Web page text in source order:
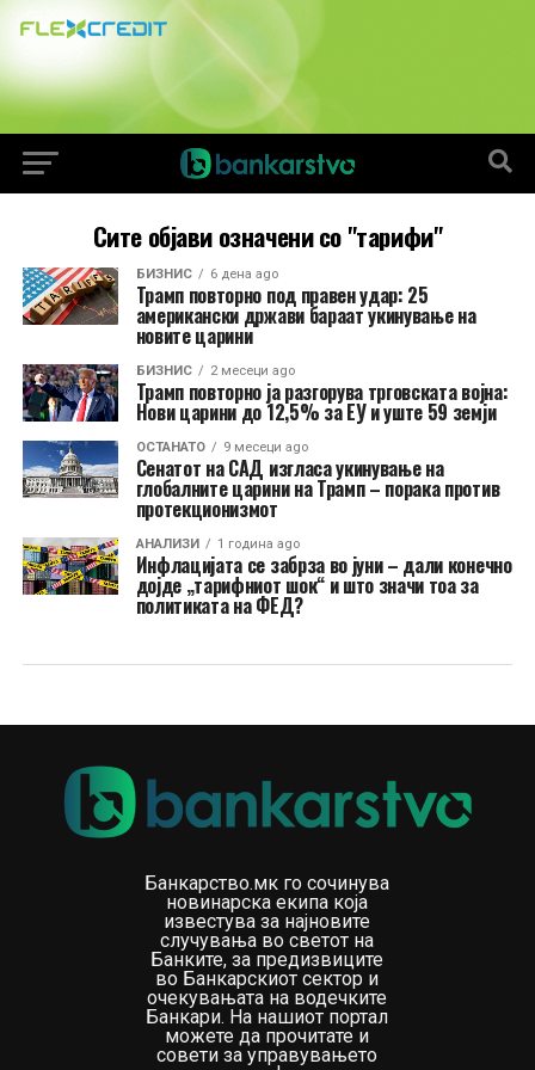
Сите објави означени со "тарифи"
БИЗНИС 6 дена ago
Трамп повторно под правен удар: 25
американски држави бараат укинување на
новите царини
БИЗНИС 2 месеци ago
Трамп повторно ја разгорува трговската војна:
Нови царини до 12,5% за ЕУ и уште 59 земји
ОСТАНАТО 9 месеци ago
Сенатот на САД изгласа укинување на
глобалните царини на Трамп – порака против
протекционизмот
АНАЛИЗИ 1 година ago
Инфлацијата се забрза во јуни – дали конечно
дојде „тарифниот шок“ и што значи тоа за
политиката на ФЕД?
Банкарство.мк го сочинува
новинарска екипа која
известува за најновите
случувања во светот на
Банките, за предизвиците
во Банкарскиот сектор и
очекувањата на водечките
Банкари. На нашиот портал
можете да прочитате и
совети за управувањето